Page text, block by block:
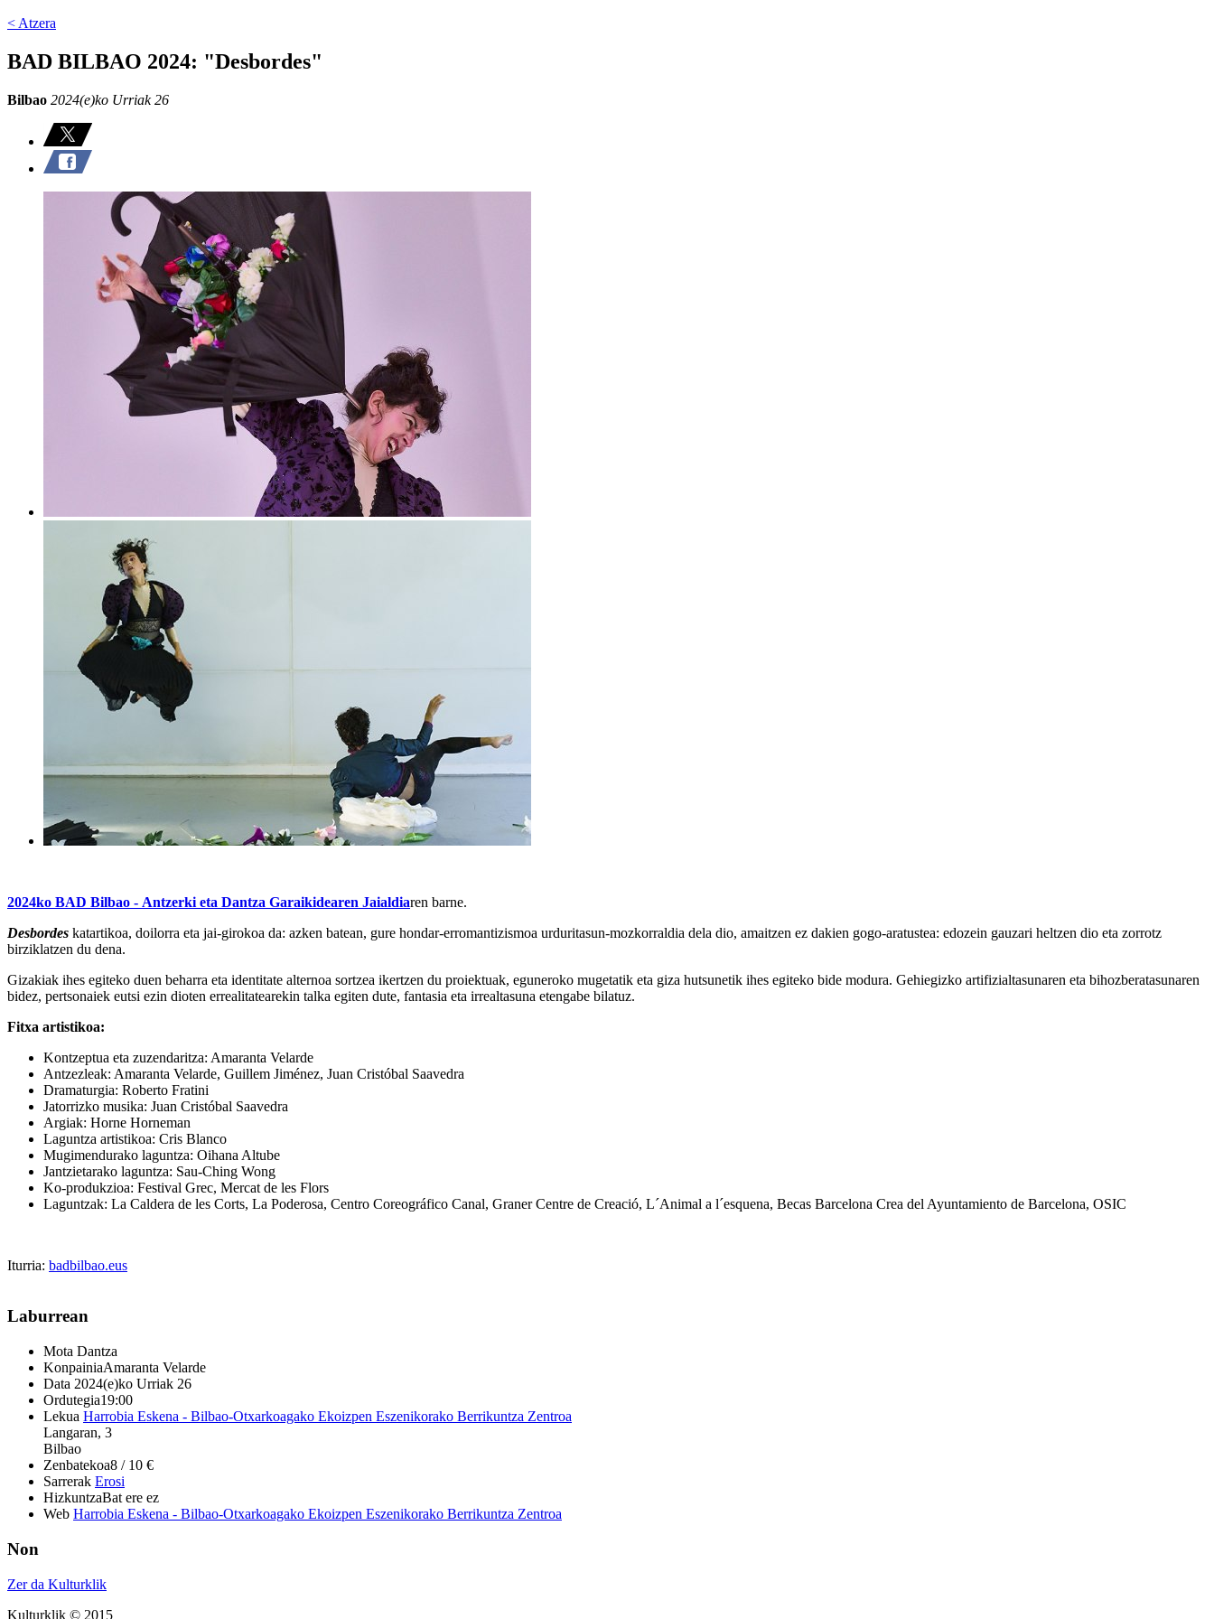
< Atzera
BAD BILBAO 2024: "Desbordes"
Bilbao 2024(e)ko Urriak 26
2024ko BAD Bilbao - Antzerki eta Dantza Garaikidearen Jaialdiaren barne.
Desbordes katartikoa, doilorra eta jai-girokoa da: azken batean, gure hondar-erromantizismoa urduritasun-mozkorraldia dela dio, amaitzen ez dakien gogo-aratustea: edozein gauzari heltzen dio eta zorrotz
birziklatzen du dena.
Gizakiak ihes egiteko duen beharra eta identitate alternoa sortzea ikertzen du proiektuak, eguneroko mugetatik eta giza hutsunetik ihes egiteko bide modura. Gehiegizko artifizialtasunaren eta bihozberatasunaren
bidez, pertsonaiek eutsi ezin dioten errealitatearekin talka egiten dute, fantasia eta irrealtasuna etengabe bilatuz.
Fitxa artistikoa:
Kontzeptua eta zuzendaritza: Amaranta Velarde
Antzezleak: Amaranta Velarde, Guillem Jiménez, Juan Cristóbal Saavedra
Dramaturgia: Roberto Fratini
Jatorrizko musika: Juan Cristóbal Saavedra
Argiak: Horne Horneman
Laguntza artistikoa: Cris Blanco
Mugimendurako laguntza: Oihana Altube
Jantzietarako laguntza: Sau-Ching Wong
Ko-produkzioa: Festival Grec, Mercat de les Flors
Laguntzak: La Caldera de les Corts, La Poderosa, Centro Coreográfico Canal, Graner Centre de Creació, L´Animal a l´esquena, Becas Barcelona Crea del Ayuntamiento de Barcelona, OSIC
Iturria: badbilbao.eus
Laburrean
Mota Dantza
KonpainiaAmaranta Velarde
Data 2024(e)ko Urriak 26
Ordutegia19:00
Lekua Harrobia Eskena - Bilbao-Otxarkoagako Ekoizpen Eszenikorako Berrikuntza Zentroa
Langaran, 3
Bilbao
Zenbatekoa8 / 10 €
Sarrerak Erosi
HizkuntzaBat ere ez
Web Harrobia Eskena - Bilbao-Otxarkoagako Ekoizpen Eszenikorako Berrikuntza Zentroa
Non
Zer da Kulturklik
Kulturklik © 2015